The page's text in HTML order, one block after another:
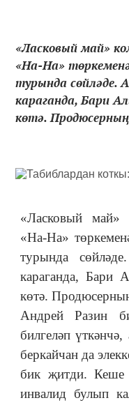
«Ласковый май»
«На-На»
турында сөйләде.
караганда, Бари
көтә.
«Ласковый май»
«На-На»
турында
караганда, Бари
көтә.
Андрей Разин
билгеләп
беркайчан да
бик җитди. Кеше
инвалид булып